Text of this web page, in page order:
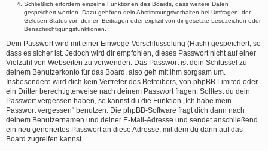
Schließlich erfordern einzelne Funktionen des Boards, dass weitere Daten
gespeichert werden. Dazu gehören dein Abstimmungsverhalten bei Umfragen, der
Gelesen-Status von deinen Beiträgen oder explizit von dir gesetzte Lesezeichen oder
Benachrichtigungsfunktionen.
Dein Passwort wird mit einer Einwege-Verschlüsselung (Hash) gespeichert, so
dass es sicher ist. Jedoch wird dir empfohlen, dieses Passwort nicht auf einer
Vielzahl von Webseiten zu verwenden. Das Passwort ist dein Schlüssel zu
deinem Benutzerkonto für das Board, also geh mit ihm sorgsam um.
Insbesondere wird dich kein Vertreter des Betreibers, von phpBB Limited oder
ein Dritter berechtigterweise nach deinem Passwort fragen. Solltest du dein
Passwort vergessen haben, so kannst du die Funktion „Ich habe mein
Passwort vergessen“ benutzen. Die phpBB-Software fragt dich dann nach
deinem Benutzernamen und deiner E-Mail-Adresse und sendet anschließend
ein neu generiertes Passwort an diese Adresse, mit dem du dann auf das
Board zugreifen kannst.